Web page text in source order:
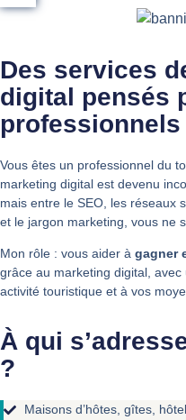
Des services
digital pensés
Vous êtes un professionnel du
marketing digital est devenu
mais entre le SEO, les réseaux
et le jargon marketing, vous ne
Mon rôle : vous aider à gagner
grâce au marketing digital,
activité touristique et à vos
À qui
?
Maisons d’hôtes, gîtes,